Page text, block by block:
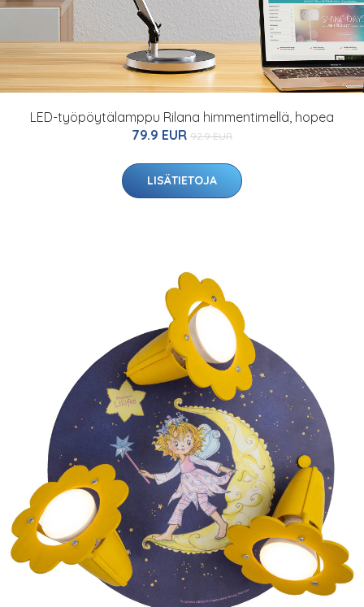
LED-työpöytälamppu Rilana himmentimellä, hopea
79.9 EUR 92.9 EUR
LISÄTIETOJA